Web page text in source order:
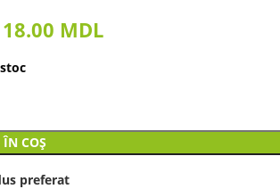
MDL
COȘ
preferat